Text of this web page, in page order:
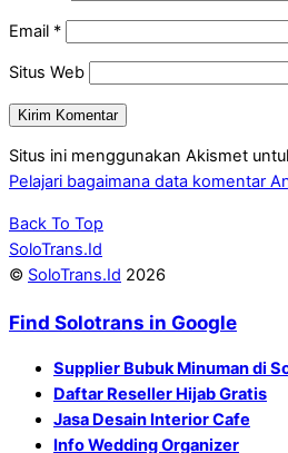
Email *
Situs Web
Situs ini menggunakan Akismet
Pelajari bagaimana data komentar
Back To Top
SoloTrans.Id
© SoloTrans.Id 2026
Find Solotrans in Google
Supplier Bubuk Minuman di
Daftar Reseller Hijab Gratis
Jasa Desain Interior Cafe
Info Wedding Organizer